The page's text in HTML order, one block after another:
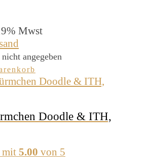
Mwst
angegeben
Doodle & ITH,
mit 5.00 von 5